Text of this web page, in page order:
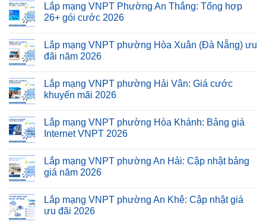
Lắp mạng VNPT Phường An Thắng: Tổng hợp
26+ gói cước 2026
Lắp mạng VNPT phường Hòa Xuân (Đà Nẵng) ưu
đãi năm 2026
Lắp mạng VNPT phường Hải Vân: Giá cước
khuyến mãi 2026
Lắp mạng VNPT phường Hòa Khánh: Bảng giá
Internet VNPT 2026
Lắp mạng VNPT phường An Hải: Cập nhật bảng
giá năm 2026
Lắp mạng VNPT phường An Khê: Cập nhật giá
ưu đãi 2026